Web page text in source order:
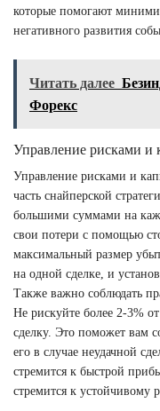
которые помогают
негативного развития
Читать далее
Форекс
Управление рисками и
Управление рисками и
часть снайперской
большими суммами на
свои потери с помощью
максимальный размер
на одной сделке, и
Также важно соблюдать
Не рискуйте более 2-3%
сделку. Это поможет вам
его в случае неудачной
стремится к быстрой
стремится к устойчивому